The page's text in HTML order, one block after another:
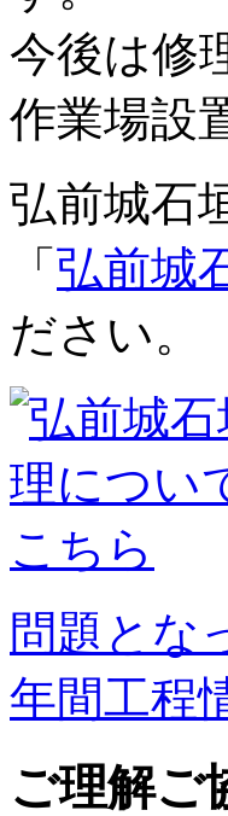
今後は修
作業場設
弘前城石
「 弘前城
ださい。
問題とな
年間工程
ご理解ご